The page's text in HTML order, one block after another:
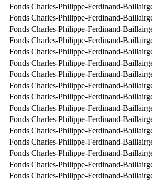
Fonds Charles-Philippe-Ferdinand-
Fonds Charles-Philippe-Ferdinand-
Fonds Charles-Philippe-Ferdinand-
Fonds Charles-Philippe-Ferdinand-
Fonds Charles-Philippe-Ferdinand-
Fonds Charles-Philippe-Ferdinand-
Fonds Charles-Philippe-Ferdinand-
Fonds Charles-Philippe-Ferdinand-
Fonds Charles-Philippe-Ferdinand-
Fonds Charles-Philippe-Ferdinand-
Fonds Charles-Philippe-Ferdinand-
Fonds Charles-Philippe-Ferdinand-
Fonds Charles-Philippe-Ferdinand-
Fonds Charles-Philippe-Ferdinand-
Fonds Charles-Philippe-Ferdinand-
Fonds Charles-Philippe-Ferdinand-